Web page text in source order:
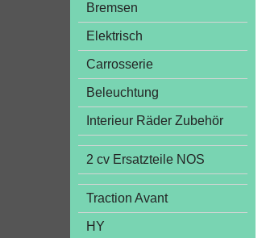
Bremsen
Elektrisch
Carrosserie
Beleuchtung
Interieur Räder Zubehör
2 cv Ersatzteile NOS
Traction Avant
HY